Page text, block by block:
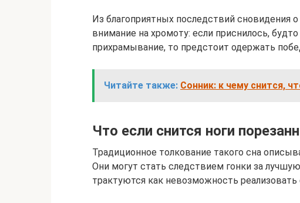
Из благоприятных последствий сновидения
внимание на хромоту: если приснилось,
прихрамывание, то предстоит одержать
Читайте также: Сонник: к чему снится,
Что если снится ноги
Традиционное толкование такого сна
Они могут стать следствием гонки за
трактуются как невозможность реализовать